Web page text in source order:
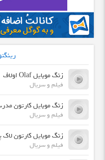
زنگ موبایل Olaf اولاف
فیلم و سریال
زنگ موبایل کارتون
فیلم و سریال
زنگ موبایل کارتون
فیلم و سریال